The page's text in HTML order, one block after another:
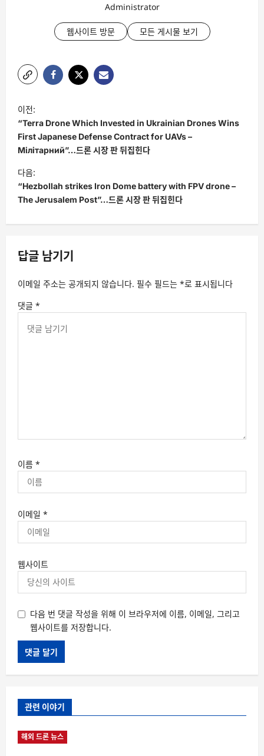
Administrator
웹사이트 방문 모든 게시물 보기
글
탐
색
이전:
“Terra Drone Which Invested in Ukrainian Drones Wins
First Japanese Defense Contract for UAVs –
Мілітарний”…드론 시장 판 뒤집힌다
다음:
“Hezbollah strikes Iron Dome battery with FPV drone –
The Jerusalem Post”…드론 시장 판 뒤집힌다
답글 남기기
이메일 주소는 공개되지 않습니다. 필수 필드는 *로 표시됩니다
댓글 *
이름 *
이메일 *
웹사이트
다음 번 댓글 작성을 위해 이 브라우저에 이름, 이메일, 그리고
웹사이트를 저장합니다.
관련 이야기
해외 드론 뉴스